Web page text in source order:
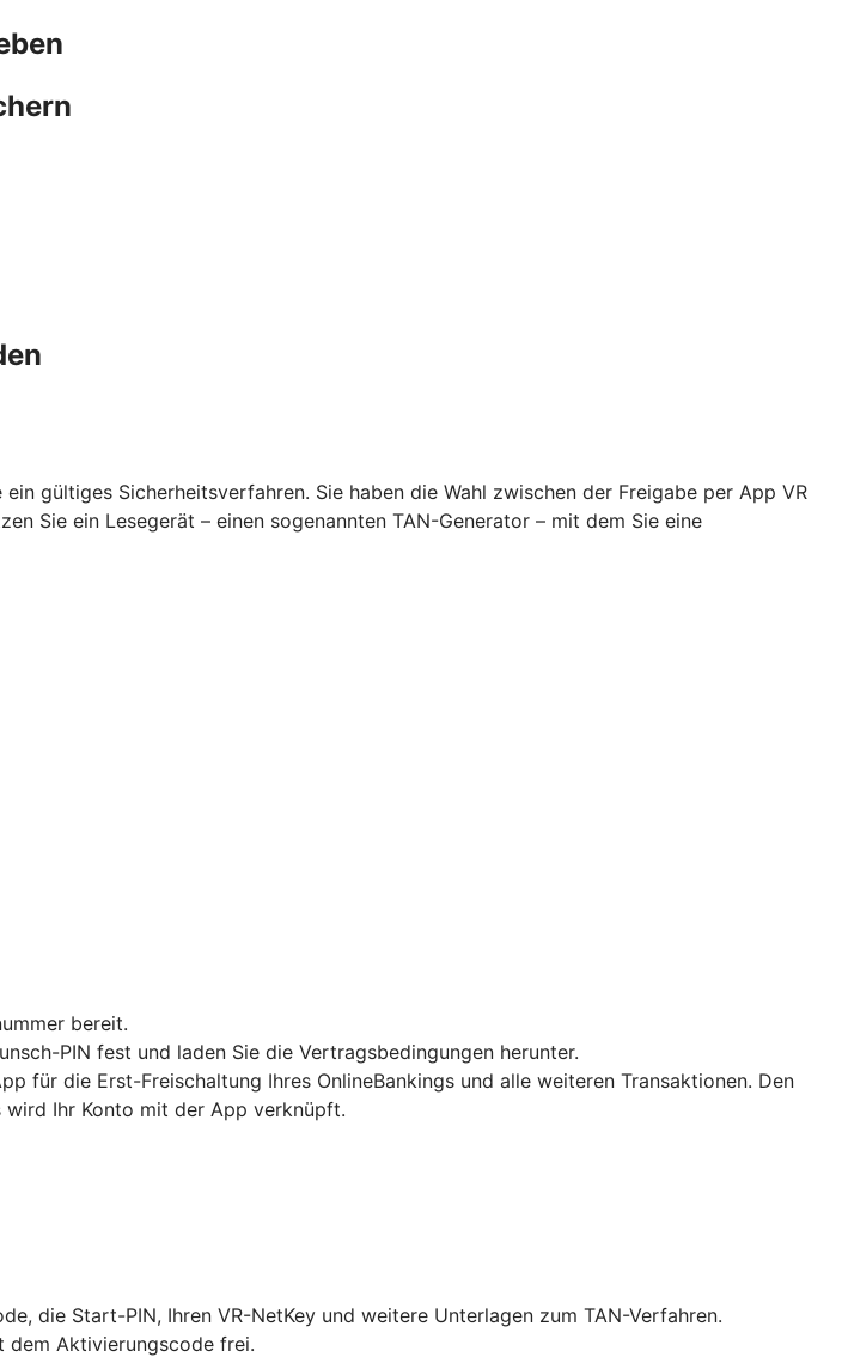
gültiges Sicherheitsverfahren. Sie haben die Wahl zwischen der Freigabe per App VR
Sie ein Lesegerät – einen sogenannten TAN-Generator – mit dem Sie eine
bereit.
PIN fest und laden Sie die Vertragsbedingungen herunter.
für die Erst-Freischaltung Ihres OnlineBankings und alle weiteren Transaktionen. Den
Ihr Konto mit der App verknüpft.
die Start-PIN, Ihren VR-NetKey und weitere Unterlagen zum TAN-Verfahren.
dem Aktivierungscode frei.